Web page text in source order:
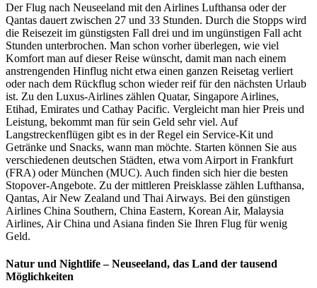
Der Flug nach Neuseeland mit den Airlines Lufthansa oder der
Qantas dauert zwischen 27 und 33 Stunden. Durch die Stopps wird
die Reisezeit im günstigsten Fall drei und im ungünstigen Fall acht
Stunden unterbrochen. Man schon vorher überlegen, wie viel
Komfort man auf dieser Reise wünscht, damit man nach einem
anstrengenden Hinflug nicht etwa einen ganzen Reisetag verliert
oder nach dem Rückflug schon wieder reif für den nächsten Urlaub
ist. Zu den Luxus-Airlines zählen Quatar, Singapore Airlines,
Etihad, Emirates und Cathay Pacific. Vergleicht man hier Preis und
Leistung, bekommt man für sein Geld sehr viel. Auf
Langstreckenflügen gibt es in der Regel ein Service-Kit und
Getränke und Snacks, wann man möchte. Starten können Sie aus
verschiedenen deutschen Städten, etwa vom Airport in Frankfurt
(FRA) oder München (MUC). Auch finden sich hier die besten
Stopover-Angebote. Zu der mittleren Preisklasse zählen Lufthansa,
Qantas, Air New Zealand und Thai Airways. Bei den günstigen
Airlines China Southern, China Eastern, Korean Air, Malaysia
Airlines, Air China und Asiana finden Sie Ihren Flug für wenig
Geld.
Natur und Nightlife – Neuseeland, das Land der tausend
Möglichkeiten